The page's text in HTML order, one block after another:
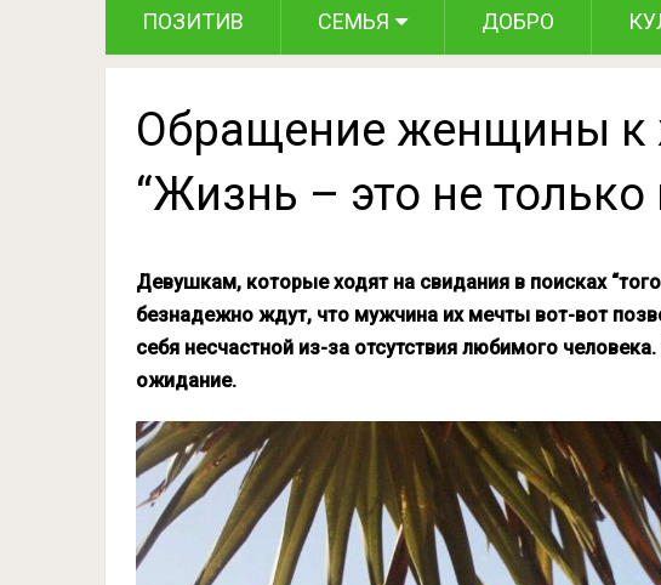
ПОЗИТИВ СЕМЬЯ ДОБРО
Обращение женщины
“Жизнь – это не только
Девушкам, которые ходят на свидания в поисках
безнадежно ждут, что мужчина их мечты вот-вот
себя несчастной из-за отсутствия любимого
ожидание.